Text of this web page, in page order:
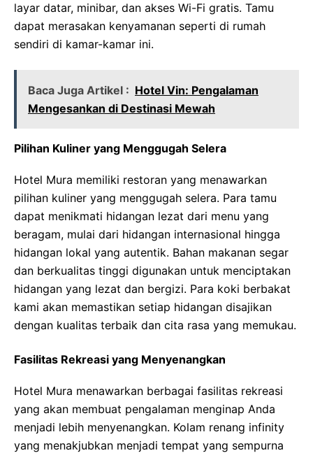
layar datar, minibar, dan akses Wi-Fi gratis. Tamu
dapat merasakan kenyamanan seperti di rumah
sendiri di kamar-kamar ini.
Baca Juga Artikel : Hotel Vin: Pengalaman
Mengesankan di Destinasi Mewah
Pilihan Kuliner yang Menggugah Selera
Hotel Mura memiliki restoran yang menawarkan
pilihan kuliner yang menggugah selera. Para tamu
dapat menikmati hidangan lezat dari menu yang
beragam, mulai dari hidangan internasional hingga
hidangan lokal yang autentik. Bahan makanan segar
dan berkualitas tinggi digunakan untuk menciptakan
hidangan yang lezat dan bergizi. Para koki berbakat
kami akan memastikan setiap hidangan disajikan
dengan kualitas terbaik dan cita rasa yang memukau.
Fasilitas Rekreasi yang Menyenangkan
Hotel Mura menawarkan berbagai fasilitas rekreasi
yang akan membuat pengalaman menginap Anda
menjadi lebih menyenangkan. Kolam renang infinity
yang menakjubkan menjadi tempat yang sempurna